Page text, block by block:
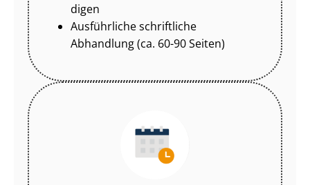
di­gen
Ausführliche schriftliche
Abhandlung (ca. 60-90 Seiten)